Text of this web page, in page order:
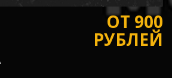
ОТ 900
РУБЛЕЙ